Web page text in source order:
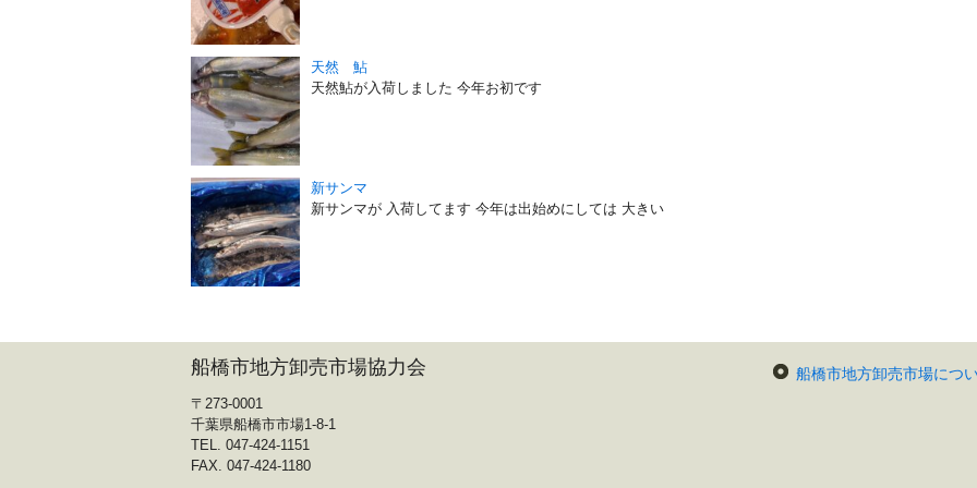
天然 鮎
天然鮎が入荷しました 今年お初です
新サンマ
新サンマが 入荷してます 今年は出始めにしては 大きい
船橋市地方卸売市場協力会
〒273-0001
千葉県船橋市市場1-8-1
TEL. 047-424-1151
FAX. 047-424-1180
船橋市地方卸売市場につ